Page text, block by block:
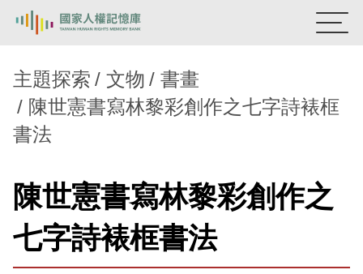
熱門關鍵字：陳孟和 李舜治 鹿窟事件
安康接待室
新生訓導處
背景知識
關於我們
主題探索 文物
書畫
陳世憲書寫林黎彩創作之七字詩裱框
書法
陳世憲書寫林黎彩創作之
七字詩裱框書法